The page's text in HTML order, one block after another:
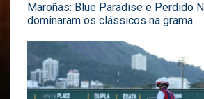
Maroñas: Blue Paradise e Perdido
dominaram os clássicos na grama